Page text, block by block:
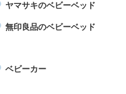
ヤマサキのベビーベッド
無印良品のベビーベッド
ベビーカー